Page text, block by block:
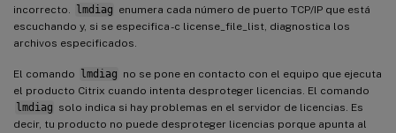
incorrecto.
lmdiag enumera cada número de puerto TCP/IP que está
escuchando y, si se especifica -c license_file_list, diagnostica los
archivos especificados.
El comando lmdiag no se pone en contacto con el equipo que ejecuta
el producto Citrix cuando intenta desproteger licencias. El comando
lmdiag solo indica si hay problemas en el servidor de licencias. Es
decir, tu producto no puede desproteger licencias porque apunta al